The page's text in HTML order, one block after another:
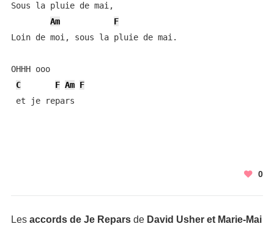
Sous la pluie de mai,
Am
F
Loin de moi, sous la pluie de mai.
OHHH ooo
C
F Am F
et je repars
0
Les accords de Je Reparsde David Usher et Marie-Mai